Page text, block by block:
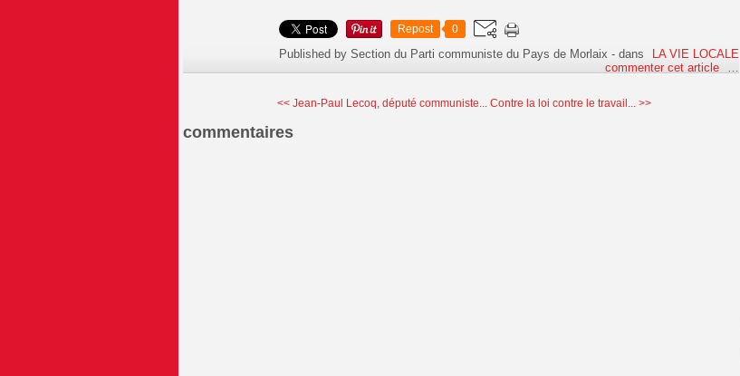
Repost 0
Published by Section du Parti communiste du Pays de Morlaix -dans
LA VIE LOCALE
commenter cet article
…
<< Jean-Paul Lecoq, député communiste... Contre la loi contre le travail... >>
commentaires